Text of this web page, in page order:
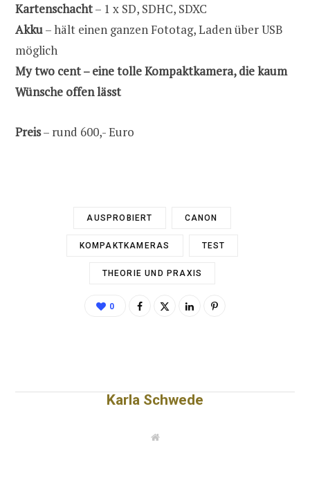
Kartenschacht– 1 x SD, SDHC, SDXC
Akku– hält einen ganzen Fototag, Laden über USB
möglich
My two cent – eine tolle Kompaktkamera, die kaum
Wünsche offen lässt
Preis– rund 600,- Euro
AUSPROBIERT CANON
KOMPAKTKAMERAS TEST
THEORIE UND PRAXIS
0
Karla Schwede
W